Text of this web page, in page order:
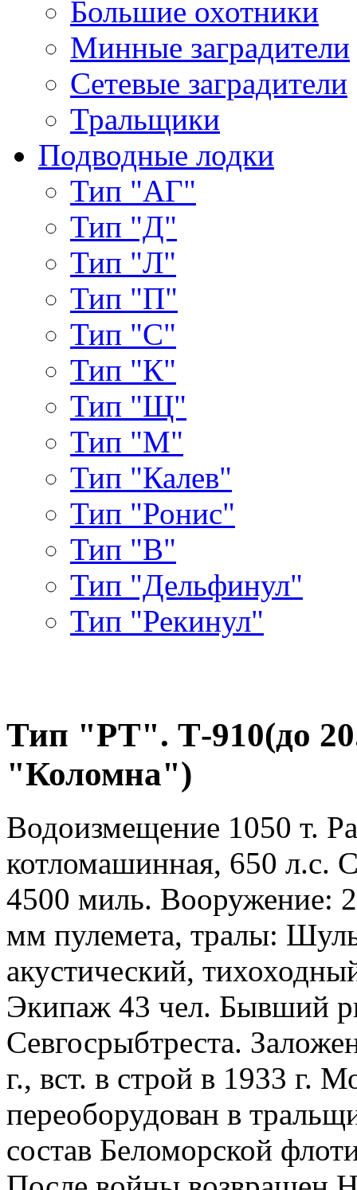
Большие охотники
Минные заградители
Сетевые заградители
Тральщики
Подводные лодки
Тип "АГ"
Тип "Д"
Тип "Л"
Тип "П"
Тип "С"
Тип "К"
Тип "Щ"
Тип "М"
Тип "Калев"
Тип "Ронис"
Тип "В"
Тип "Дельфинул"
Тип "Рекинул"
Тип "РТ". Т-910(до
"Коломна")
Водоизмещение 1050 т.
котломашинная, 650 л.с.
4500 миль. Вооружение:
мм пулемета, тралы:
акустический,
Экипаж 43 чел. Бывший
Севгосрыбтреста.
г., вст. в строй в 1933 г.
переоборудован в
состав Беломорской